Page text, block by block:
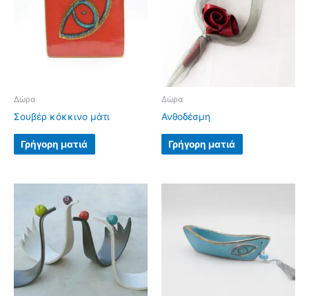
Δώρα
Σουβέρ κόκκινο μάτι
Γρήγορη ματιά
Δώρα
Ανθοδέσμη
Γρήγορη ματιά